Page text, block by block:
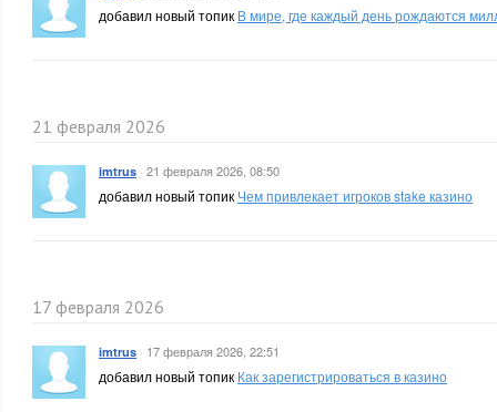
добавил новый топик В мире, где каждый день рождаются
21 февраля 2026
imtrus · 21 февраля 2026, 08:50
добавил новый топик Чем привлекает игроков stake казино
17 февраля 2026
imtrus · 17 февраля 2026, 22:51
добавил новый топик Как зарегистрироваться в казино